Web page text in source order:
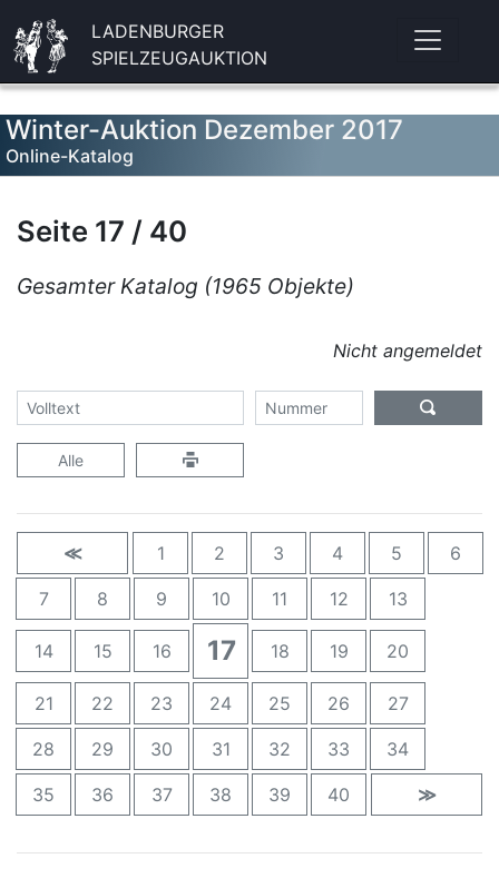
LADENBURGER
SPIELZEUGAUKTION
Winter-Auktion Dezember 2017
Online-Katalog
Seite 17 / 40
Gesamter Katalog (1965 Objekte)
Nicht angemeldet
Alle
≪ 1 2 3 4 5 6
7 8 9 10 11 12 13
14 15 16 17 18 19 20
21 22 23 24 25 26 27
28 29 30 31 32 33 34
35 36 37 38 39 40 ≫